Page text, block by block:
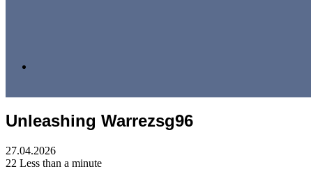
for
Unleashing Warrezsg96
27.04.2026
22 Less than a minute